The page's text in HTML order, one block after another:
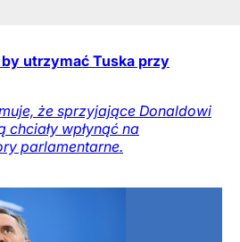
utrzymać Tuska przy
że sprzyjające Donaldowi
chciały wpłynąć na
parlamentarne.